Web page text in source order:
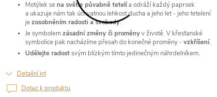
Motýlek sena světle půvabně tetelía odráží každý paprsek
a ukazuje nám tak úchvatnou lehkost ducha a jeho let - jeho tetelení
jezosobněním radosti a svobody.
Je symbolem zásadní změny či proměnyv životě. V křesťanské
symbolice pak nacházíme přesah do konečné proměny - vzkříšení.
Udělejte radostsvým blízkým tímto jedinečným náhrdelníkem.
Detailní informace
Dotaz k produktu